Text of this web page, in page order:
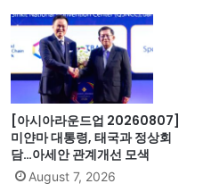
[아시아라운드업 20260807]
미얀마 대통령, 태국과 정상회
담…아세안 관계개선 모색
August 7, 2026